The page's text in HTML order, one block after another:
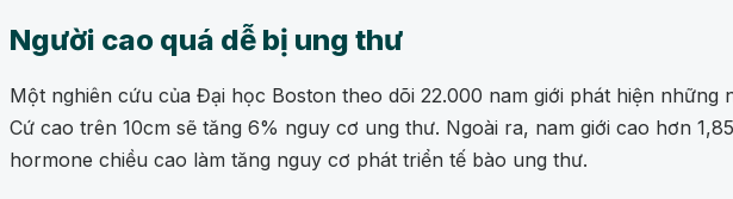
Người cao quá dễ bị ung thư
Một nghiên cứu của Đại học Boston theo dõi 22.000 nam giới phát hiện
Cứ cao trên 10cm sẽ tăng 6% nguy cơ ung thư. Ngoài ra, nam giới cao hơn
hormone chiều cao làm tăng nguy cơ phát triển tế bào ung thư.